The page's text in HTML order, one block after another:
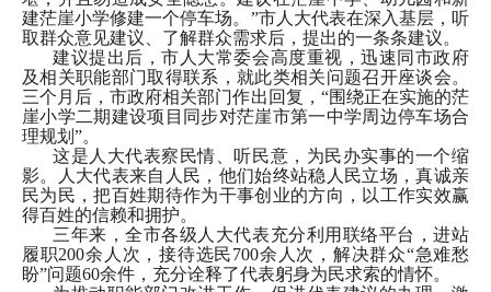
建茫崖小学修建一个停车场。”市人大代表在深入基层，听
取群众意见建议、了解群众需求后，提出的一条条建议。
建议提出后，市人大常委会高度重视，迅速同市政府
及相关职能部门取得联系，就此类相关问题召开座谈会。
三个月后，市政府相关部门作出回复， “围绕正在实施的茫
崖小学二期建设项目同步对茫崖市第一中学周边停车场合
理规划”。
这是人大代表察民情、听民意，为民办实事的一个缩
影。人大代表来自人民，他们始终站稳人民立场，真诚亲
民为民，把百姓期待作为干事创业的方向，以工作实效赢
得百姓的信赖和拥护。
三年来，全市各级人大代表充分利用联络平台，进站
履职200余人次，接待选民700余人次，解决群众“急难愁
盼”问题60余件，充分诠释了代表躬身为民求索的情怀。